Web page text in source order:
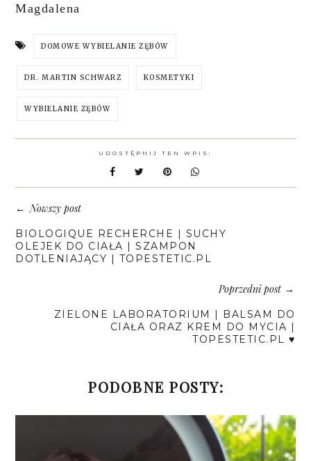
Magdalena
DOMOWE WYBIELANIE ZĘBÓW
DR. MARTIN SCHWARZ KOSMETYKI
WYBIELANIE ZĘBÓW
UDOSTĘPNIJ TEN WPIS:
←Nowszy post
BIOLOGIQUE RECHERCHE | SUCHY
OLEJEK DO CIAŁA | SZAMPON
DOTLENIAJĄCY | TOPESTETIC.PL
Poprzedni post→
ZIELONE LABORATORIUM | BALSAM DO
CIAŁA ORAZ KREM DO MYCIA |
TOPESTETIC.PL ♥
PODOBNE POSTY: